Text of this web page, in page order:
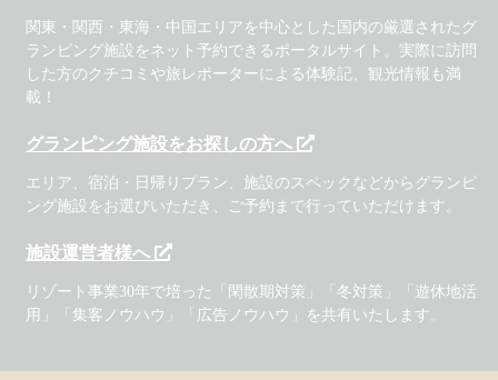
関東・関西・東海・中国エリアを中心とした国内の厳選されたグ
ランピング施設をネット予約できるポータルサイト。実際に訪問
した方のクチコミや旅レポーターによる体験記、観光情報も満
載！
グランピング施設をお探しの方へ
エリア、宿泊・日帰りプラン、施設のスペックなどからグランピ
ング施設をお選びいただき、ご予約まで行っていただけます。
施設運営者様へ
リゾート事業30年で培った「閑散期対策」「冬対策」「遊休地活
用」「集客ノウハウ」「広告ノウハウ」を共有いたします。